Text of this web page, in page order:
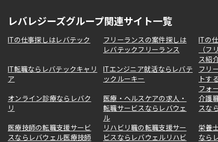
レバレジーズグループ関連サイト一覧
ITの仕事探しはレバテック
フリーランスの案件探しは
レバテックフリーランス
ITの
（フ
ス紹
IT転職ならレバテックキャリ
ア
ITエンジニア就活ならレバテ
ックルーキー
フリ
トす
フォ
オンライン診療ならレバク
リ
医療・ヘルスケアの求人・
転職サービスならレバウェ
ル
介護
スな
医療技師の転職支援サービ
スならレバウェル医療技師
リハビリ職の転職支援サー
ビスならレバウェルリハビ
栄養
なら